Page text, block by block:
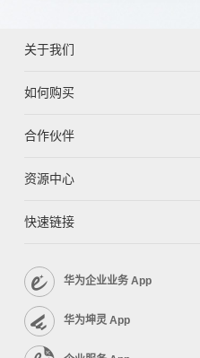
关于我们
如何购买
合作伙伴
资源中心
快速链接
华为企业业务 App
华为坤灵 App